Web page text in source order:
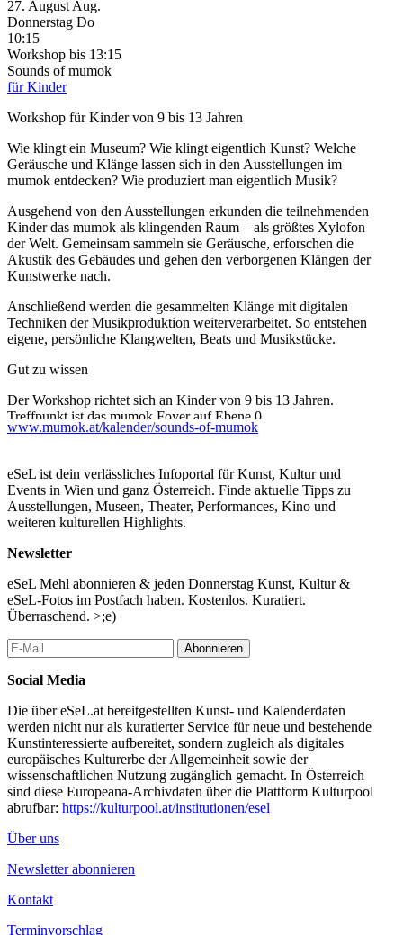
27. August Aug.
Donnerstag Do
10:15
Workshop bis 13:15
Sounds of mumok
für Kinder
Workshop für Kinder von 9 bis 13 Jahren
Wie klingt ein Museum? Wie klingt eigentlich Kunst? Welche
Geräusche und Klänge lassen sich in den Ausstellungen im
mumok entdecken? Wie produziert man eigentlich Musik?
Ausgehend von den Ausstellungen erkunden die teilnehmenden
Kinder das mumok als klingenden Raum – als größtes Xylofon
der Welt. Gemeinsam sammeln sie Geräusche, erforschen die
Akustik des Gebäudes und gehen den verborgenen Klängen der
Kunstwerke nach.
Anschließend werden die gesammelten Klänge mit digitalen
Techniken der Musikproduktion weiterverarbeitet. So entstehen
eigene, persönliche Klangwelten, Beats und Musikstücke.
Gut zu wissen
Der Workshop richtet sich an Kinder von 9 bis 13 Jahren.
Treffpunkt ist das mumok Foyer auf Ebene 0.
Jacken, Rucksäcke und andere persönliche Gegenstände können
darf.
Fragen zum Workshop beantworten wir gerne per E-Mail
ankunstvermittlung@mumok.at
Wer noch mehr kreative Zeit in den Sommerferien verbringen
Angebote rund um Zeichnen, Collage, Musik, Geschichten und
künstlerisches Experimentieren.
Kinderclub
Mitglieder des Kinderclubs profitieren von ermäßigten Angeboten
KinderkunstTransporter.
Workshop: Kind regulär
20,00 €
Workshop: Kind mit mumok Kinderclub-Karte
15,00 €
...Mehr lesen
www.mumok.at/kalender/sounds-of-mumok
eSeL ist dein verlässliches Infoportal für Kunst, Kultur und
Events in Wien und ganz Österreich. Finde aktuelle Tipps zu
Ausstellungen, Museen, Theater, Performances, Kino und
weiteren kulturellen Highlights.
Newsletter
eSeL Mehl abonnieren & jeden Donnerstag Kunst, Kultur &
eSeL-Fotos im Postfach haben. Kostenlos. Kuratiert.
Überraschend. >;e)
Abonnieren
Social Media
Die über eSeL.at bereitgestellten Kunst- und Kalenderdaten
werden nicht nur als kuratierter Service für neue und bestehende
Kunstinteressierte aufbereitet, sondern zugleich als digitales
europäisches Kulturerbe der Allgemeinheit sowie der
wissenschaftlichen Nutzung zugänglich gemacht. In Österreich
sind diese Europeana-Archivdaten über die Plattform Kulturpool
abrufbar: https://kulturpool.at/institutionen/esel
Über uns
Newsletter abonnieren
Kontakt
Terminvorschlag